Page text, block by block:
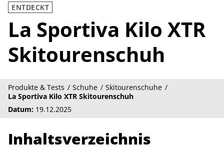
ENTDECKT
La Sportiva Kilo XTR
Skitourenschuh
Produkte & Tests Schuhe
Skitourenschuhe
La Sportiva Kilo XTR Skitourenschuh
Datum: 19.12.2025
Inhaltsverzeichnis